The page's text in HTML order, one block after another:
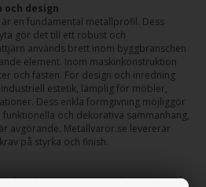
design
en fundamental metallprofil. Dess
gör det till ett robust och
används brett inom byggbranschen
element. Inom maskinkonstruktion
och fästen. För design och inredning
estetik, lämplig för möbler,
Dess enkla formgivning möjliggör
och dekorativa sammanhang,
avgörande. Metallvaror.se levererar
på styrka och finish.
dess egenskaper och